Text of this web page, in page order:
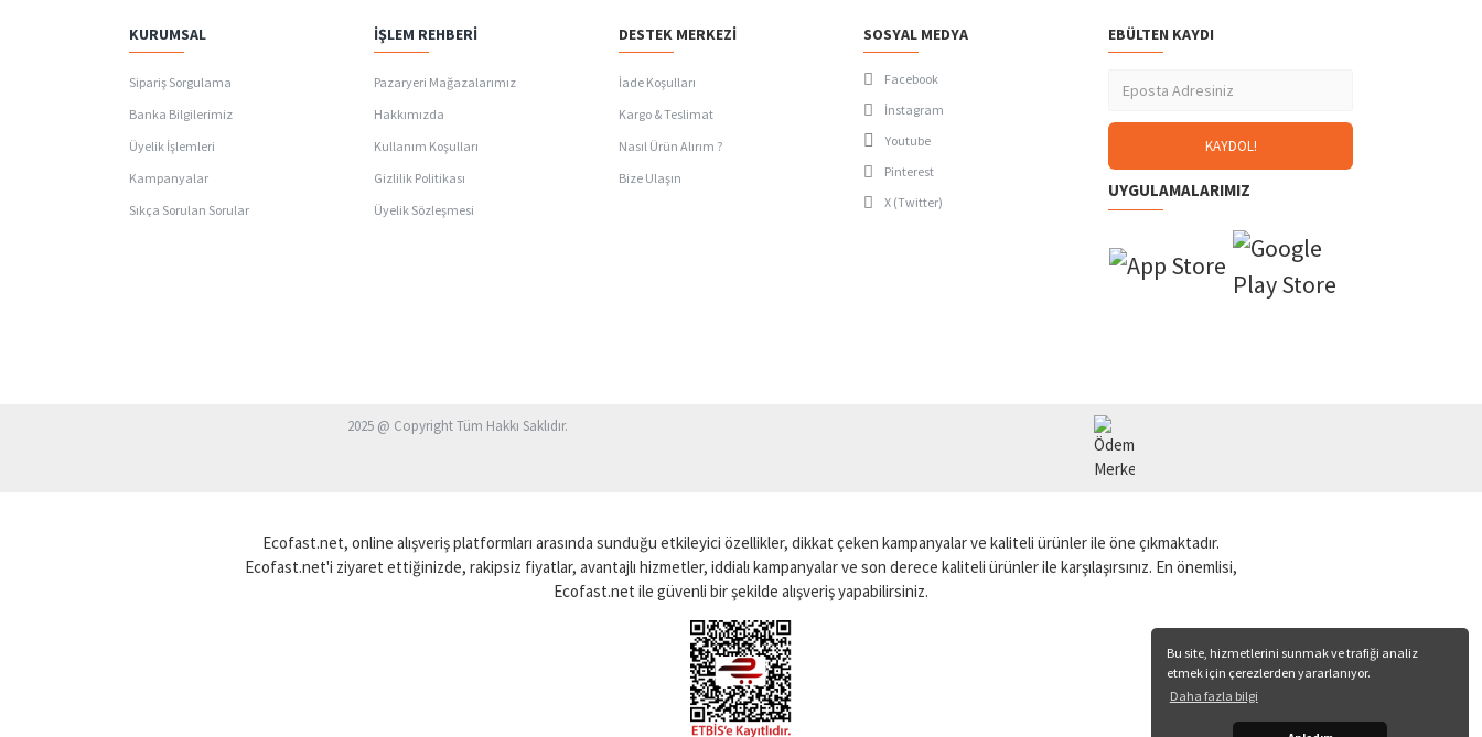
Bu site, hizmetlerini sunmak ve trafiği analiz
etmek için çerezlerden yararlanıyor.
Daha fazla bilgi
KURUMSAL
Sipariş Sorgulama
Banka Bilgilerimiz
Üyelik İşlemleri
Kampanyalar
Sıkça Sorulan Sorular
İŞLEM REHBERI
Pazaryeri Mağazalarımız
Hakkımızda
Kullanım Koşulları
Gizlilik Politikası
Üyelik Sözleşmesi
DESTEK MERKEZI
İade Koşulları
Kargo & Teslimat
Nasıl Ürün Alırım ?
Bize Ulaşın
SOSYAL MEDYA
Facebook
İnstagram
Youtube
Pinterest
X (Twitter)
EBÜLTEN KAYDI
UYGULAMALARIMIZ
2025 @ Copyright Tüm Hakkı Saklıdır.
Ecofast.net, online alışveriş platformları arasında sunduğu etkileyici özellikler, dikkat çeken kampanyalar ve kaliteli ürünler ile öne çıkmaktadır.
Ecofast.net'i ziyaret ettiğinizde, rakipsiz fiyatlar, avantajlı hizmetler, iddialı kampanyalar ve son derece kaliteli ürünler ile karşılaşırsınız. En önemlisi,
Ecofast.net ile güvenli bir şekilde alışveriş yapabilirsiniz.